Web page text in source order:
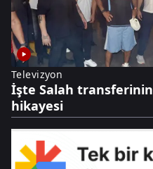
Televizyon
İşte Salah transferinin
hikayesi